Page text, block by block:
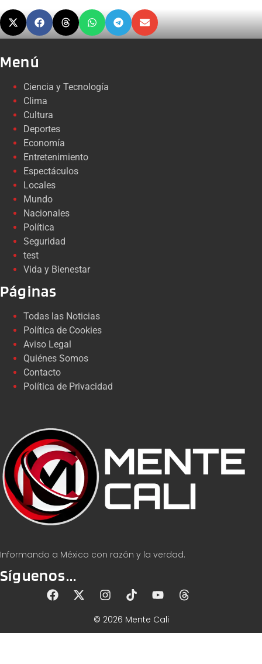
Informando a México con razón y la verdad.
Síguenos...
Menú
Ciencia y Tecnología
Clima
Cultura
Deportes
Economía
Entretenimiento
Espectáculos
Locales
Mundo
Nacionales
Política
Seguridad
test
Vida y Bienestar
Páginas
Todas las Noticias
Política de Cookies
Aviso Legal
Quiénes Somos
Contacto
Política de Privacidad
© 2026 Mente Cali